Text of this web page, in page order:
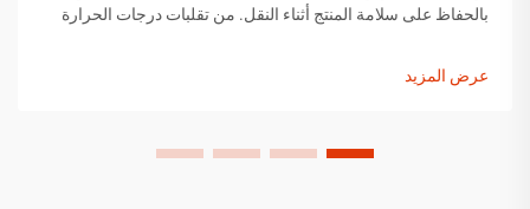
بالحفاظ على سلامة المنتج أثناء النقل. من تقلبات درجات الحرارة
عرض المزيد